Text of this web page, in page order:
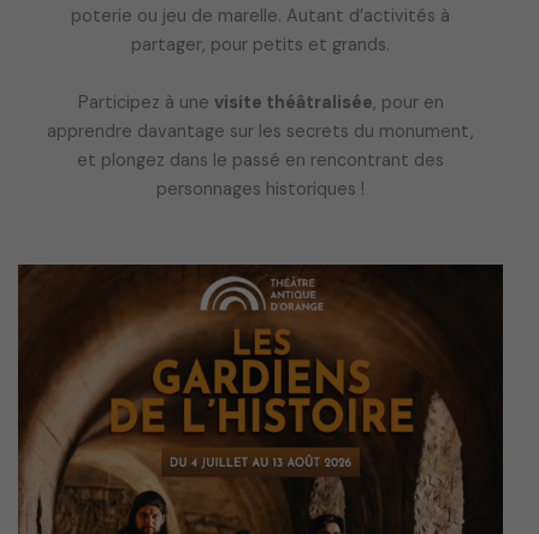
poterie ou jeu de marelle. Autant d’activités à
partager, pour petits et grands.
Participez à une visite théâtralisée, pour en
apprendre davantage sur les secrets du monument,
et plongez dans le passé en rencontrant des
personnages historiques !